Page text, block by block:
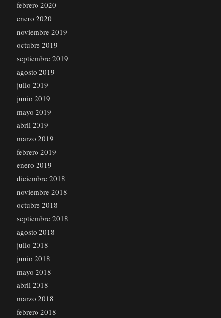
febrero 2020
enero 2020
noviembre 2019
octubre 2019
septiembre 2019
agosto 2019
julio 2019
junio 2019
mayo 2019
abril 2019
marzo 2019
febrero 2019
enero 2019
diciembre 2018
noviembre 2018
octubre 2018
septiembre 2018
agosto 2018
julio 2018
junio 2018
mayo 2018
abril 2018
marzo 2018
febrero 2018